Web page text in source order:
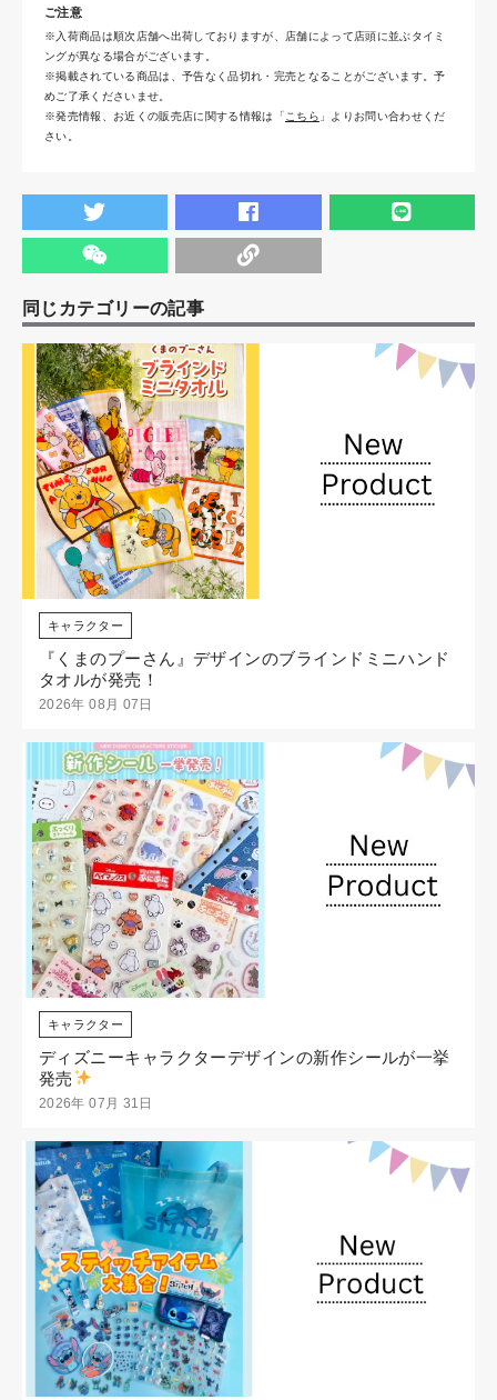
ご注意
※入荷商品は順次店舗へ出荷しておりますが、店舗によって店頭に並ぶタイミ
ングが異なる場合がございます。
※掲載されている商品は、予告なく品切れ・完売となることがございます。予
めご了承くださいませ。
※発売情報、お近くの販売店に関する情報は「 こちら 」よりお問い合わせくだ
さい。
同じカテゴリーの記事
キャラクター
『くまのプーさん』デザインのブラインドミニハンド
タオルが発売！
2026年 08月 07日
キャラクター
ディズニーキャラクターデザインの新作シールが一挙
発売
2026年 07月 31日